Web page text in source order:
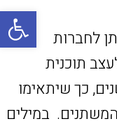
לחברות
תוכנית
כך שיתאימו
במילים
פתח